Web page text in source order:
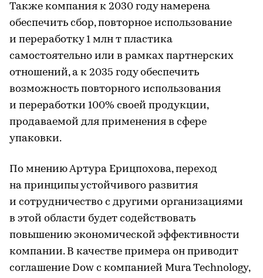
Также компания к 2030 году намерена
обеспечить сбор, повторное использование
и переработку 1 млн т пластика
самостоятельно или в рамках партнерских
отношений, а к 2035 году обеспечить
возможность повторного использования
и переработки 100% своей продукции,
продаваемой для применения в сфере
упаковки.
По мнению Артура Ерицпохова, переход
на принципы устойчивого развития
и сотрудничество с другими организациями
в этой области будет содействовать
повышению экономической эффективности
компании. В качестве примера он приводит
соглашение Dow с компанией Mura Technology,